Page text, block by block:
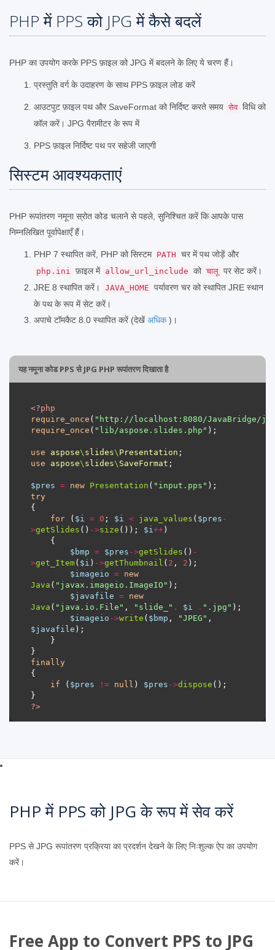
PHP में PPS को JPG में कैसे बदलें
PHP का उपयोग करके PPS फ़ाइल को JPG में बदलने के लिए ये चरण हैं।
प्रस्तुति वर्ग के उदाहरण के साथ PPS फ़ाइल लोड करें
आउटपुट फ़ाइल पथ और SaveFormat को निर्दिष्ट करते समय सेव विधि को
कॉल करें। JPG पैरामीटर के रूप में
PPS फ़ाइल निर्दिष्ट पथ पर सहेजी जाएगी
सिस्टम आवश्यकताएं
PHP रूपांतरण नमूना स्रोत कोड चलाने से पहले, सुनिश्चित करें कि आपके पास
निम्नलिखित पूर्वापेक्षाएँ हैं।
PHP 7 स्थापित करें, PHP को सिस्टम PATH चर में पथ जोड़ें और
php.ini फ़ाइल में allow_url_include को चालू पर सेट करें।
JRE 8 स्थापित करें।
JAVA_HOME पर्यावरण चर को स्थापित JRE स्थान
के पथ के रूप में सेट करें।
अपाचे टॉमकैट 8.0 स्थापित करें (देखें अधिक)।
यह नमूना कोड PPS से JPG PHP रूपांतरण दिखाता है
<?php
require_once ( "http://localhost:8080/JavaBridge/
require_once ( "lib/aspose.slides.php"
use aspose\ slides\ Presentation
use
aspose\ slides\ SaveFormat
$pres = new Presentation ( "input.pps"
try
for ( $i = 0 ; $i < java_values ( $pres -
>getSlides () ->size ()); $i ++
$bmp = $pres ->getSlides () -
>get_Item( $i ) ->getThumbnail ( 2 , 2
$imageio = new
Java ( "javax.imageio.ImageIO"
$javafile = new
Java ( "java.io.File" , "slide_" . $i . ".jpg"
$imageio ->write ( $bmp , "JPEG"
$javafile
finally
if ( $pres != null ) $pres ->dispose
?>
PHP में PPS को JPG के रूप में सेव करें
PPS से JPG रूपांतरण प्रक्रिया का प्रदर्शन देखने के लिए निःशुल्क ऐप का उपयोग
करें।
Free App to Convert PPS to JPG